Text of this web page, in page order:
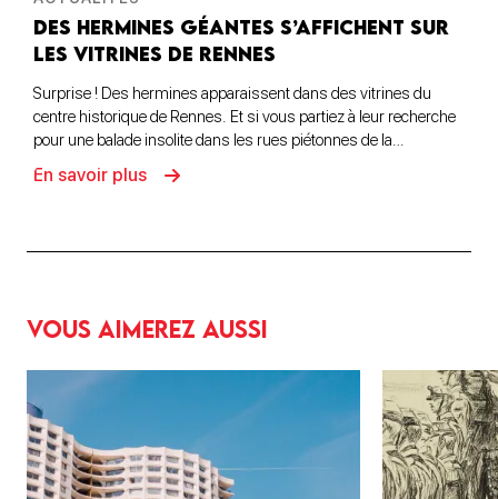
DES HERMINES GÉANTES S’AFFICHENT SUR
LES VITRINES DE RENNES
Surprise ! Des hermines apparaissent dans des vitrines du
centre historique de Rennes. Et si vous partiez à leur recherche
pour une balade insolite dans les rues piétonnes de la…
En savoir plus
Vous aimerez aussi